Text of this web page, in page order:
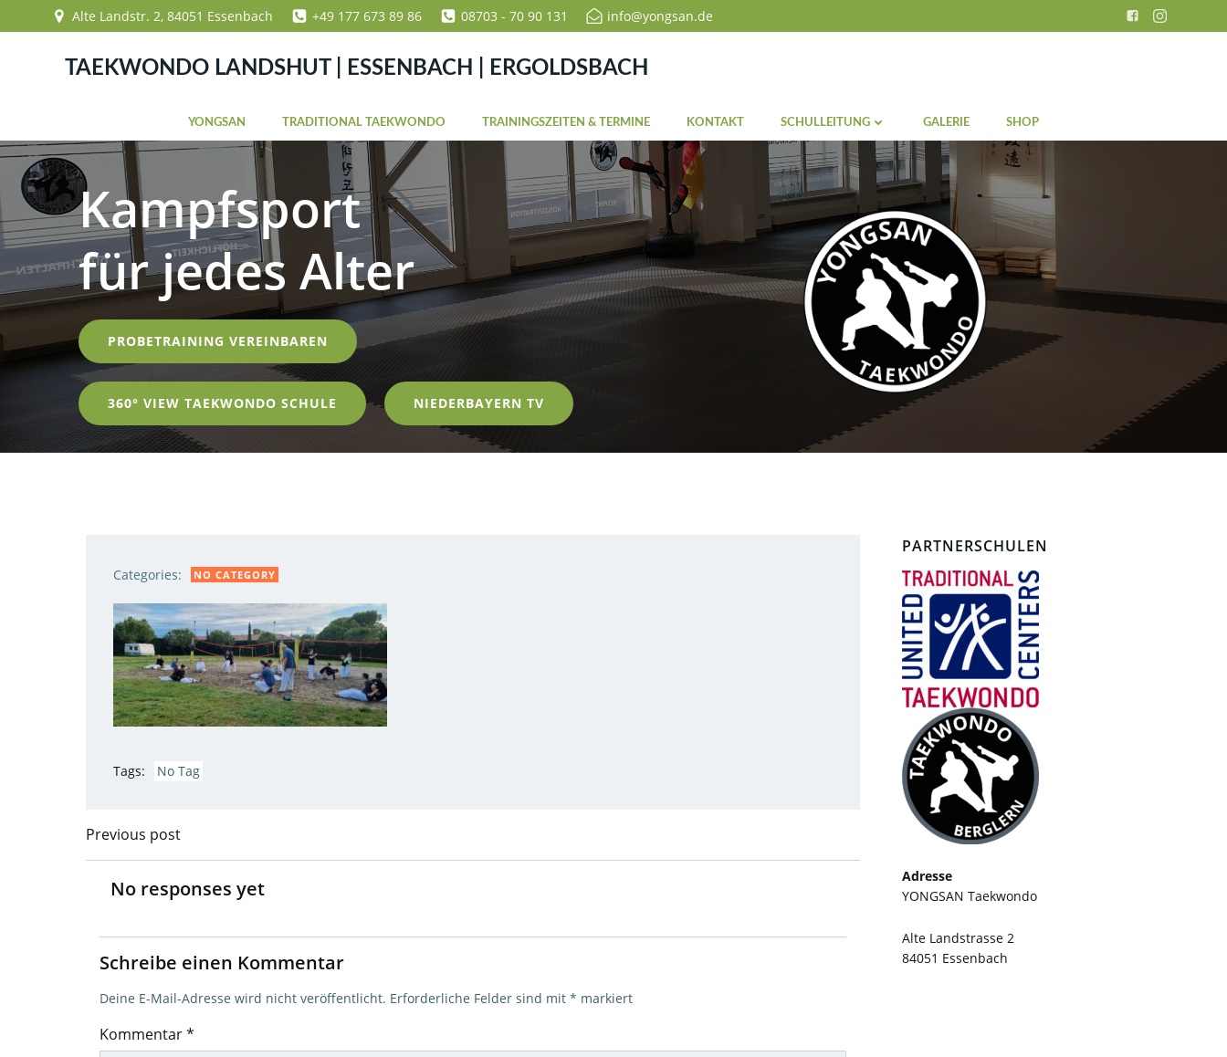
Inhalt
Alte Landstr. 2, 84051 Essenbach +49 177 673 89 86 08703 - 70 90 131 info@yongsan.de
TAEKWONDO LANDSHUT | ESSENBACH | ERGOLDSBACH
YONGSAN TRADITIONAL TAEKWONDO TRAININGSZEITEN & TERMINE KONTAKT SCHULLEITUNG GALERIE SHOP
Kampfsport
für jedes Alter
PROBETRAINING VEREINBAREN
360° VIEW TAEKWONDO SCHULE NIEDERBAYERN TV
Categories: NO CATEGORY
Tags: No Tag
Post
navigation
Previous post
No responses yet
Schreibe einen Kommentar
Deine E-Mail-Adresse wird nicht veröffentlicht. Erforderliche Felder sind mit * markiert
Kommentar*
PARTNERSCHULEN
Adresse
YONGSAN Taekwondo
Alte Landstrasse 2
84051 Essenbach